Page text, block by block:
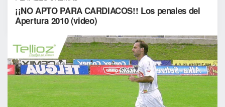
¡¡NO APTO PARA CARDIACOS!! Los penales del
Apertura 2010 (video)